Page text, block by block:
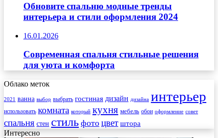
Обновите спальню модные тренды
интерьера и стили оформления 2024
16.01.2026
Современная спальня стильные решения
для уюта и комфорта
Облако меток
2021 ванна выбор выбрать гостиная дизайн дизайна интерьер
использовать комната который кухня мебель обои оформление совет
спальня стен стиль фото цвет штора
Интересно